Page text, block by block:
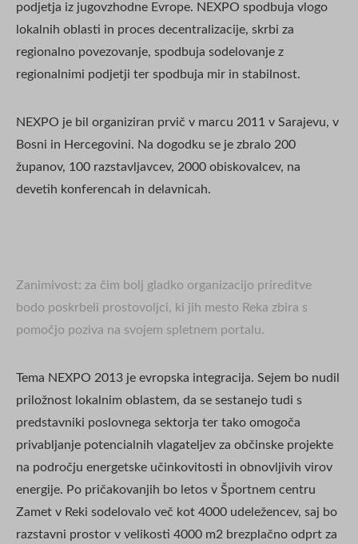
podjetja iz jugovzhodne Evrope. NEXPO spodbuja vlogo
lokalnih oblasti in proces decentralizacije, skrbi za
regionalno povezovanje, spodbuja sodelovanje z
regionalnimi podjetji ter spodbuja mir in stabilnost.
NEXPO je bil organiziran prvič v marcu 2011 v Sarajevu, v
Bosni in Hercegovini. Na dogodku se je zbralo 200
županov, 100 razstavljavcev, 2000 obiskovalcev, na
devetih konferencah in delavnicah.
Zanimivost: za čim bolj gladko organizacijo prireditve
bodo poskrbeli prostovoljci, ki jih mesto Reka zbira s
pomočjo poziva na svojem spletnem portalu.
Tema NEXPO 2013 je evropska integracija. Sejem bo nudil
priložnost lokalnim oblastem, da se sestanejo tudi s
predstavniki poslovnega sektorja ter tako omogoča
privabljanje potencialnih vlagateljev za občinske projekte
na področju energetske učinkovitosti in obnovljivih virov
energije. Po pričakovanjih bo letos v Športnem centru
Zamet v Reki sodelovalo več kot 4000 udeležencev, saj bo
razstavni prostor v velikosti 4000 m2 brezplačno odprt za